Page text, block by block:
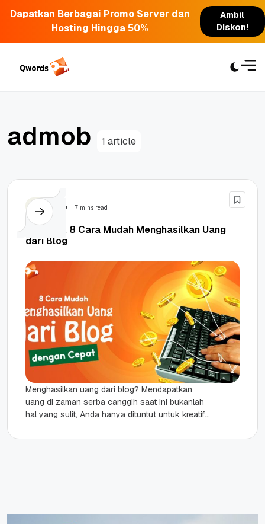
Dapatkan Berbagai Promo Server dan
Hosting Hingga 50%
Ambil
Diskon!
admob 1 article
Tutorial 7 mins read
Terbukti, 8 Cara Mudah Menghasilkan Uang
dari Blog
Menghasilkan uang dari blog? Mendapatkan
uang di zaman serba canggih saat ini bukanlah
hal yang sulit, Anda hanya dituntut untuk kreatif